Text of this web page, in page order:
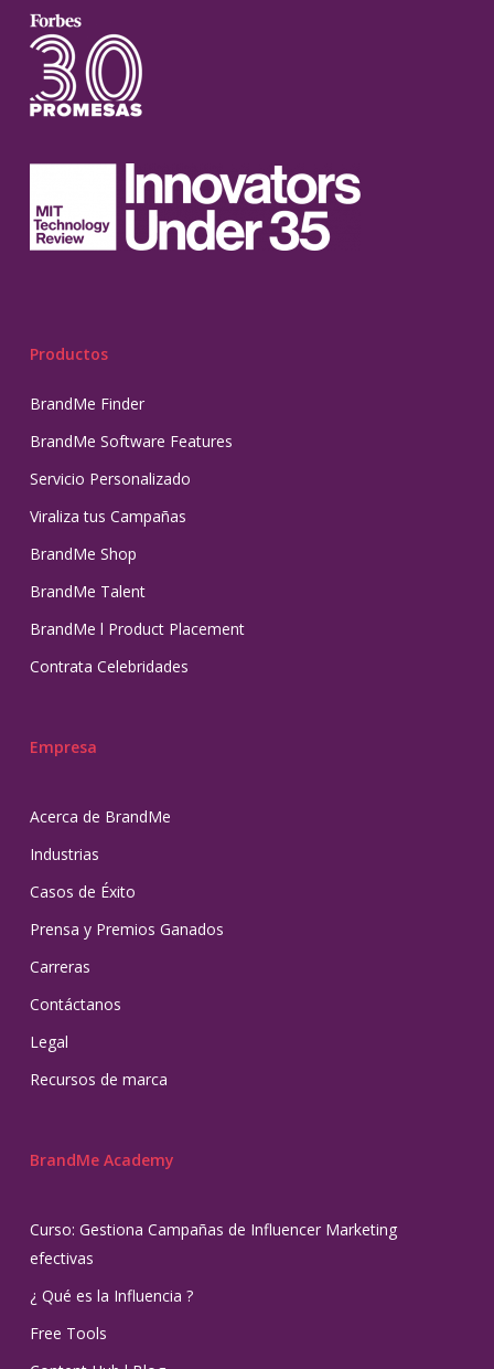
Productos
BrandMe Finder
BrandMe Software Features
Servicio Personalizado
Viraliza tus Campañas
BrandMe Shop
BrandMe Talent
BrandMe l Product Placement
Contrata Celebridades
Empresa
Acerca de BrandMe
Industrias
Casos de Éxito
Prensa y Premios Ganados
Carreras
Contáctanos
Legal
Recursos de marca
BrandMe Academy
Curso: Gestiona Campañas de Influencer Marketing
efectivas
¿ Qué es la Influencia ?
Free Tools